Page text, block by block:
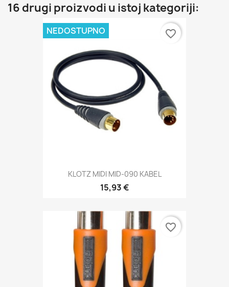
16 drugi proizvodi u istoj kategoriji:
KLOTZ MIDI MID-090 KABEL
15,93 €
NEDOSTUPNO favorite_border
favorite_border